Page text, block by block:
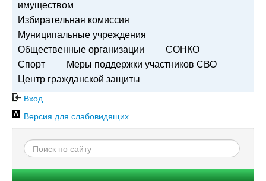
имуществом
Избирательная комиссия
Муниципальные учреждения
Общественные организации
СОНКО
Спорт
Меры поддержки участников СВО
Центр гражданской защиты
Вход
Версия для слабовидящих